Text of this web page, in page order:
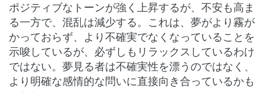
ポジティブなトーンが強く上昇するが、 不安も高ま
る一方で、 混乱は減少する。これは、夢がより霧が
かっておらず、より不確実でなくなっていることを
示唆しているが、必ずしもリラックスしているわけ
ではない。夢見る者は不確実性を漂うのではなく、
より明確な感情的な問いに直接向き合っているかも